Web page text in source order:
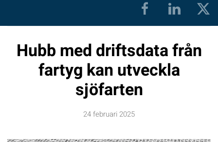
Hubb med driftsdata från
fartyg kan utveckla
sjöfarten
24 februari 2025